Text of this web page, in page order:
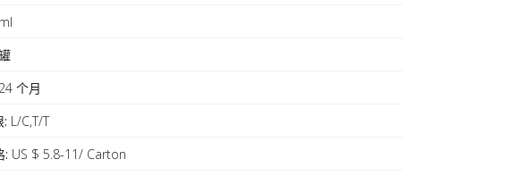
24 个月
: L/C,T/T
: US $ 5.8-11/ Carton